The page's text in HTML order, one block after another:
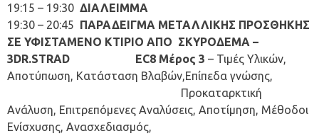
19:15 – 19:30 ΔΙΑΛΕΙΜΜΑ
19:30 – 20:45 ΠΑΡΑΔΕΙΓΜΑ ΜΕΤΑΛΛΙΚΗΣ ΠΡΟΣΘΗΚΗΣ
ΣΕ ΥΦΙΣΤΑΜΕΝΟ ΚΤΙΡΙΟ ΑΠΟ ΣΚΥΡΟΔΕΜΑ –
3DR.STRAD EC8 Μέρος 3 – Τιμές Υλικών,
Αποτύπωση, Κατάσταση Βλαβών,Επίπεδα γνώσης,
Προκαταρκτική
Ανάλυση, Επιτρεπόμενες Αναλύσεις, Αποτίμηση, Μέθοδοι
Ενίσχυσης, Ανασχεδιασμός,